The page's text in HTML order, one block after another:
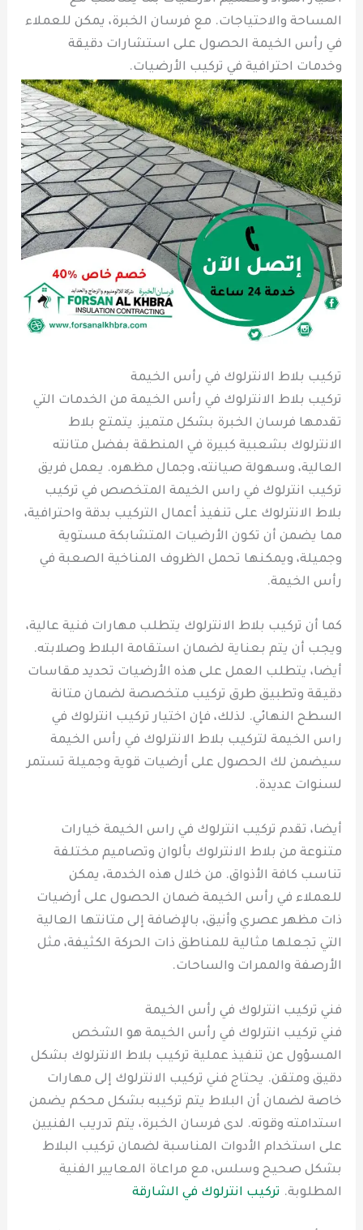
المساحة والاحتياجات. مع فرسان الخبرة، يمكن للعملاء
في رأس الخيمة الحصول على استشارات دقيقة
وخدمات احترافية في تركيب الأرضيات.
تركيب بلاط الانترلوك في رأس الخيمة
تركيب بلاط الانترلوك في رأس الخيمة من الخدمات التي
تقدمها فرسان الخبرة بشكل متميز. يتمتع بلاط
الانترلوك بشعبية كبيرة في المنطقة بفضل متانته
العالية، وسهولة صيانته، وجمال مظهره. يعمل فريق
تركيب انترلوك في راس الخيمة المتخصص في تركيب
بلاط الانترلوك على تنفيذ أعمال التركيب بدقة واحترافية،
مما يضمن أن تكون الأرضيات المتشابكة مستوية
وجميلة، ويمكنها تحمل الظروف المناخية الصعبة في
رأس الخيمة.
كما أن تركيب بلاط الانترلوك يتطلب مهارات فنية عالية،
ويجب أن يتم بعناية لضمان استقامة البلاط وصلابته.
أيضا، يتطلب العمل على هذه الأرضيات تحديد مقاسات
دقيقة وتطبيق طرق تركيب متخصصة لضمان متانة
السطح النهائي. لذلك، فإن اختيار تركيب انترلوك في
راس الخيمة لتركيب بلاط الانترلوك في رأس الخيمة
سيضمن لك الحصول على أرضيات قوية وجميلة تستمر
لسنوات عديدة.
أيضا، تقدم تركيب انترلوك في راس الخيمة خيارات
متنوعة من بلاط الانترلوك بألوان وتصاميم مختلفة
تناسب كافة الأذواق. من خلال هذه الخدمة، يمكن
للعملاء في رأس الخيمة ضمان الحصول على أرضيات
ذات مظهر عصري وأنيق، بالإضافة إلى متانتها العالية
التي تجعلها مثالية للمناطق ذات الحركة الكثيفة، مثل
الأرصفة والممرات والساحات.
فني تركيب انترلوك في رأس الخيمة
فني تركيب انترلوك في رأس الخيمة هو الشخص
المسؤول عن تنفيذ عملية تركيب بلاط الانترلوك بشكل
دقيق ومتقن. يحتاج فني تركيب الانترلوك إلى مهارات
خاصة لضمان أن البلاط يتم تركيبه بشكل محكم يضمن
استدامته وقوته. لدى فرسان الخبرة، يتم تدريب الفنيين
على استخدام الأدوات المناسبة لضمان تركيب البلاط
بشكل صحيح وسلس، مع مراعاة المعايير الفنية
المطلوبة. تركيب انترلوك في الشارقة